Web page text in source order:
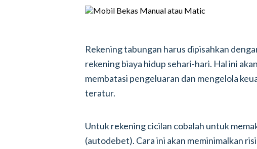
Rekening tabungan harus dipisahkan
rekening biaya hidup sehari-hari. Hal ini
membatasi pengeluaran dan mengelola
teratur.
Untuk rekening cicilan cobalah untuk
(autodebet). Cara ini akan meminimalkan